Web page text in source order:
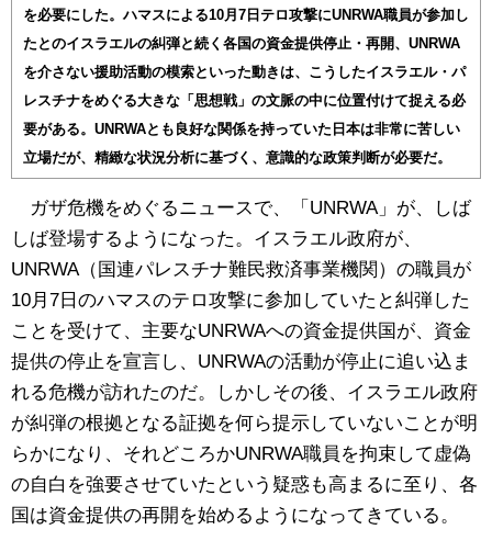
を必要にした。ハマスによる10月7日テロ攻撃にUNRWA職員が参加し
たとのイスラエルの糾弾と続く各国の資金提供停止・再開、UNRWA
を介さない援助活動の模索といった動きは、こうしたイスラエル・パ
レスチナをめぐる大きな「思想戦」の文脈の中に位置付けて捉える必
要がある。UNRWAとも良好な関係を持っていた日本は非常に苦しい
立場だが、精緻な状況分析に基づく、意識的な政策判断が必要だ。
ガザ危機をめぐるニュースで、「UNRWA」が、しば
しば登場するようになった。イスラエル政府が、
UNRWA（国連パレスチナ難民救済事業機関）の職員が
10月7日のハマスのテロ攻撃に参加していたと糾弾した
ことを受けて、主要なUNRWAへの資金提供国が、資金
提供の停止を宣言し、UNRWAの活動が停止に追い込ま
れる危機が訪れたのだ。しかしその後、イスラエル政府
が糾弾の根拠となる証拠を何ら提示していないことが明
らかになり、それどころかUNRWA職員を拘束して虚偽
の自白を強要させていたという疑惑も高まるに至り、各
国は資金提供の再開を始めるようになってきている。